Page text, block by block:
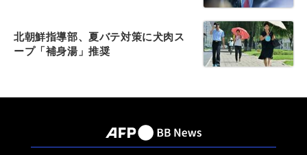
北朝鮮指導部、夏バテ対策に犬肉ス
ープ「補身湯」推奨